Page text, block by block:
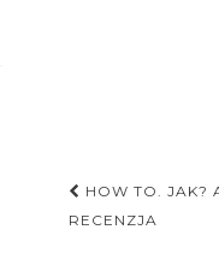
postu
HOW TO. JAK?
RECENZJA